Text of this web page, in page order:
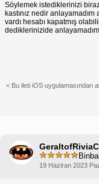
Söylemek istediklerinizi
kastınız nedir
vardı hesabı kapatmış
dediklerinizide
< Bu ileti iOS uygulamasından
19 Haziran 2023